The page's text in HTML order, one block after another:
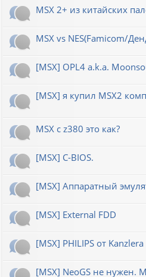
MSX 2+ из китайских
MSX vs NES(Famicom/
[MSX] OPL4 a.k.a.
[MSX] я купил MSX2
MSX с z380 это как?
[MSX] C-BIOS.
[MSX] Аппаратный
[MSX] External FDD
[MSX] PHILIPS от Kanzlera
[MSX] NeoGS не нужен.